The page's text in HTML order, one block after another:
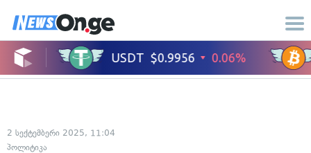
2 სექტემბერი 2025, 11:04
პოლიტიკა